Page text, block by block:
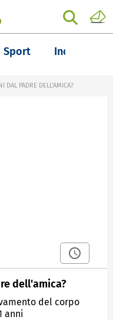
Sport Inchieste
DAL PADRE DELL'AMICA?
dell'amica?
del corpo
anni